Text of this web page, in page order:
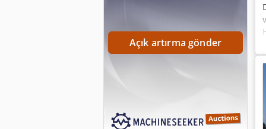
Açık artırma gönder